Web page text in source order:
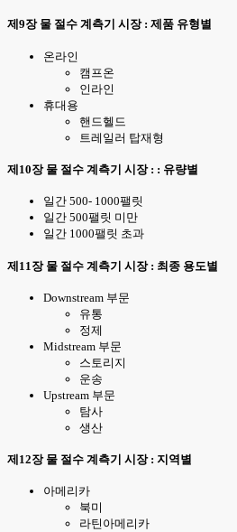
제9장 물 절수 계측기 시장 : 제품 유형별
온라인
캠프온
인라인
휴대용
핸드헬드
트레일러 탑재형
제10장 물 절수 계측기 시장 : : 유량별
일간 500- 1000팰릿
일간 500팰릿 미만
일간 1000팰릿 초과
제11장 물 절수 계측기 시장 : 최종 용도별
Downstream 부문
유통
정제
Midstream 부문
스토리지
운송
Upstream 부문
탐사
생산
제12장 물 절수 계측기 시장 : 지역별
아메리카
북미
라틴아메리카